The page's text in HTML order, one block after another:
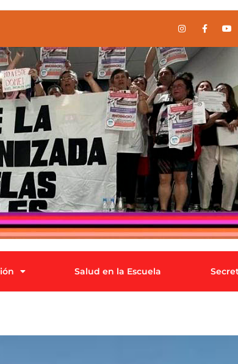
Salud en la Escuela